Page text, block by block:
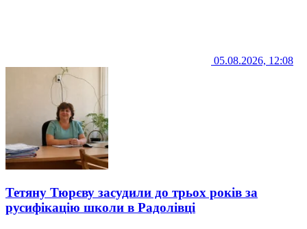
05.08.2026, 12:08
Тетяну Тюрєву засудили до трьох років за
русифікацію школи в Радолівці